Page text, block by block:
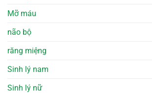
Mỡ máu
não bộ
răng miệng
Sinh lý nam
Sinh lý nữ